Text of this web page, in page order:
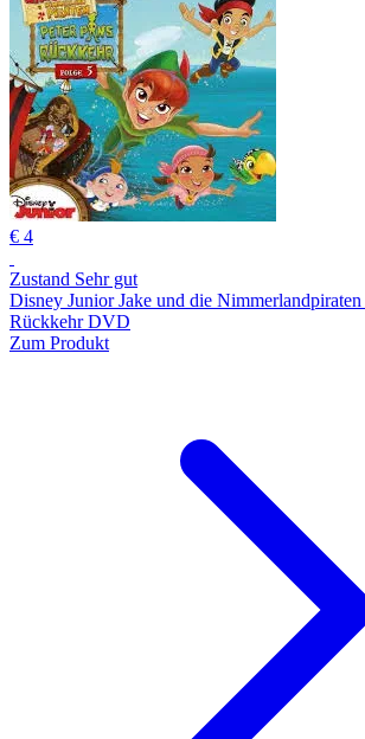
€ 4
Zustand Sehr gut
Disney Junior Jake und die Nimmerlandpiraten
Rückkehr DVD
Zum Produkt